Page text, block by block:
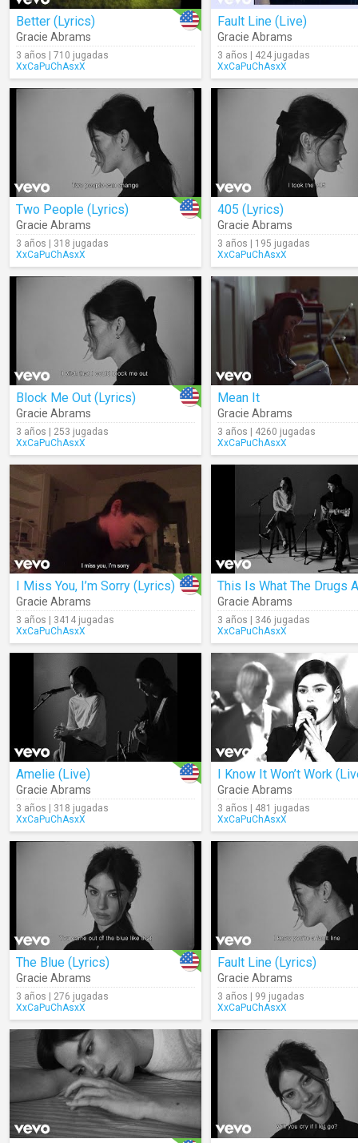
Better (Lyrics)
Gracie Abrams
3 años | 710 jugadas
XxCaPuChAsxX
Fault Line (Live)
Gracie Abrams
3 años | 424 jugadas
XxCaPuChAsxX
Two People (Lyrics)
Gracie Abrams
3 años | 318 jugadas
XxCaPuChAsxX
405 (Lyrics)
Gracie Abrams
3 años | 195 jugadas
XxCaPuChAsxX
Block Me Out (Lyrics)
Gracie Abrams
3 años | 253 jugadas
XxCaPuChAsxX
Mean It
Gracie Abrams
3 años | 4260 jugadas
XxCaPuChAsxX
I Miss You, I’m Sorry (Lyrics)
Gracie Abrams
3 años | 3414 jugadas
XxCaPuChAsxX
Gracie Abrams
3 años | 346 jugadas
XxCaPuChAsxX
Amelie (Live)
Gracie Abrams
3 años | 318 jugadas
XxCaPuChAsxX
I Know It Won’t Work
Gracie Abrams
3 años | 481 jugadas
XxCaPuChAsxX
The Blue (Lyrics)
Gracie Abrams
3 años | 276 jugadas
XxCaPuChAsxX
Fault Line (Lyrics)
Gracie Abrams
3 años | 99 jugadas
XxCaPuChAsxX